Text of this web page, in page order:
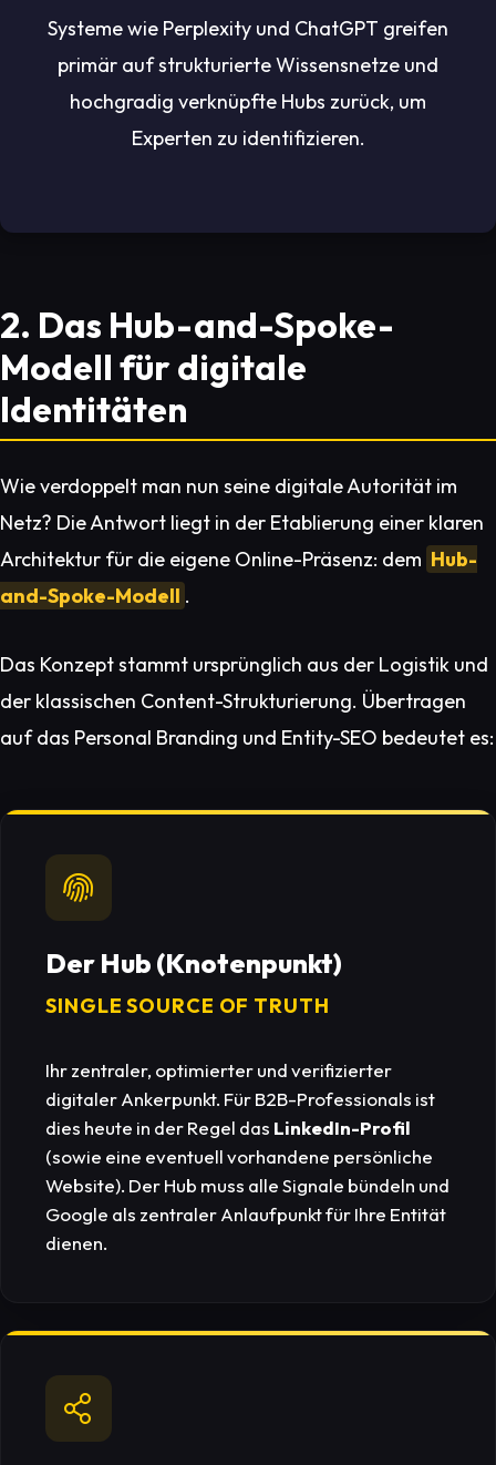
Systeme wie Perplexity und ChatGPT greifen
primär auf strukturierte Wissensnetze und
hochgradig verknüpfte Hubs zurück, um
Experten zu identifizieren.
2. Das Hub-and-Spoke-
Modell für digitale
Identitäten
Wie verdoppelt man nun seine digitale Autorität im
Netz? Die Antwort liegt in der Etablierung einer klaren
Architektur für die eigene Online-Präsenz: dem Hub-
and-Spoke-Modell .
Das Konzept stammt ursprünglich aus der Logistik und
der klassischen Content-Strukturierung. Übertragen
auf das Personal Branding und Entity-SEO bedeutet es:
Der Hub (Knotenpunkt)
SINGLE SOURCE OF TRUTH
Ihr zentraler, optimierter und verifizierter
digitaler Ankerpunkt. Für B2B-Professionals ist
dies heute in der Regel das LinkedIn-Profil
(sowie eine eventuell vorhandene persönliche
Website). Der Hub muss alle Signale bündeln und
Google als zentraler Anlaufpunkt für Ihre Entität
dienen.